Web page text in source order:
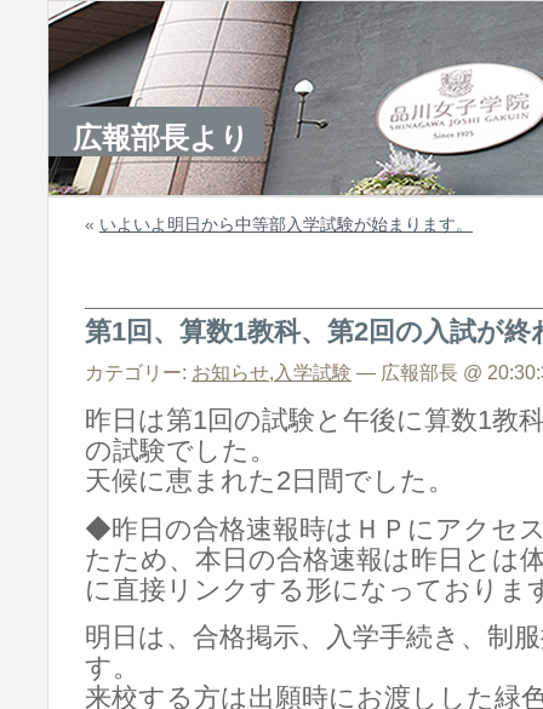
広報部長より
« いよいよ明日から中等部入学試験が始まります。
第1回、算数1教科、第2回の入試が
カテゴリー: お知らせ, 入学試験 — 広報部長 @
昨日は第1回の試験と午後に算数1教
の試験でした。
天候に恵まれた2日間でした。
◆昨日の合格速報時はＨＰにアクセ
たため、本日の合格速報は昨日とは
に直接リンクする形になっておりま
明日は、合格掲示、入学手続き、制
す。
来校する方は出願時にお渡しした緑